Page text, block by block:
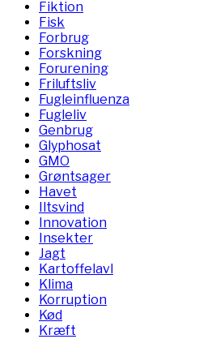
Fiktion
Fisk
Forbrug
Forskning
Forurening
Friluftsliv
Fugleinfluenza
Fugleliv
Genbrug
Glyphosat
GMO
Grøntsager
Havet
Iltsvind
Innovation
Insekter
Jagt
Kartoffelavl
Klima
Korruption
Kød
Kræft